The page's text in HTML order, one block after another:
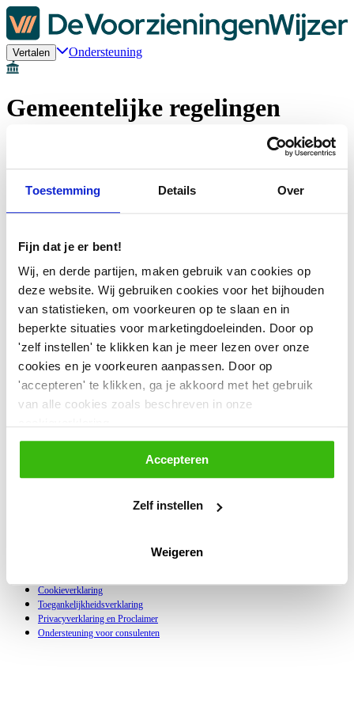
Toestemming Details Over
Fijn dat je er bent!
Wij, en derde partijen, maken gebruik van cookies op
deze website. Wij gebruiken cookies voor het bijhouden
van statistieken, om voorkeuren op te slaan en in
beperkte situaties voor marketingdoeleinden. Door op
'zelf instellen' te klikken kan je meer lezen over onze
cookies en je voorkeuren aanpassen. Door op
'accepteren' te klikken, ga je akkoord met het gebruik
van alle cookies zoals beschreven in onze
Accepteren
Zelf instellen
Weigeren
Vertalen Ondersteuning
Gemeentelijke regelingen
Welkom bij de regelingencheck van De
VoorzieningenWijzer
Krijg persoonlijk advies via chat, telefoon of een gesprek
Pak je loonstrook, uitkeringsspecificatie en/of betaalspecificatie er
bij.
Direct beginnen
Kom je er niet uit?
Plan een gesprek
Vul je gegevens in. We maken een afspraak om samen te kijken wat
Chat met ons
tussen 09:00 en 21:00 uur.
Cookieverklaring
Toegankelijkheidsverklaring
Privacyverklaring en Proclaimer
Ondersteuning voor consulenten